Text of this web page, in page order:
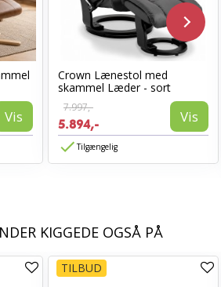
Vis
Crown Lænestol med
skammel Læder - sort
7.997,-
5.894,- Vis
Tilgængelig
KIGGEDE OGSÅ PÅ
TILBUD